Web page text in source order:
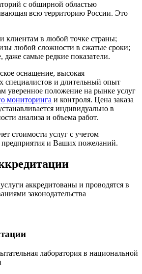
с обширной областью
всю территорию России. Это
клиентам в любой точке страны;
любой сложности в сжатые сроки;
даже самые редкие показатели.
оснащение, высокая
специалистов и длительный опыт
уверенное положение на рынке услуг
мониторинга и контроля. Цена заказа
индивидуально в
анализа и объема работ.
стоимости услуг с учетом
предприятия и Ваших пожеланий.
аккредитованы и проводятся в
законодательства
лаборатория в национальной